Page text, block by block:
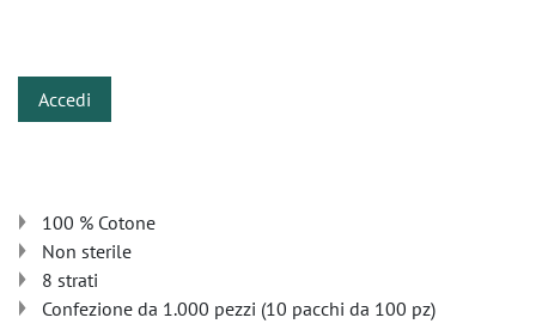
Accedi
100 % Cotone
Non sterile
8 strati
Confezione da 1.000 pezzi (10 pacchi da 100 pz)